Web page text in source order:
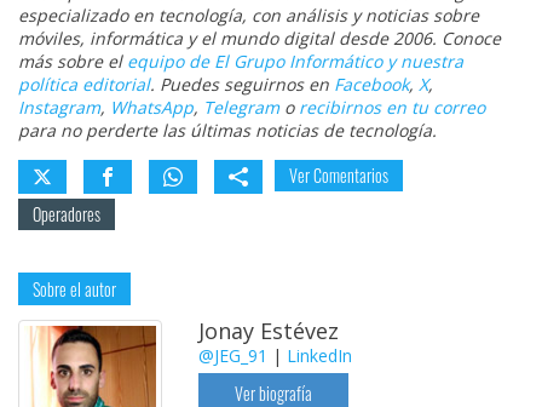
especializado en tecnología, con análisis y noticias sobre
móviles, informática y el mundo digital desde 2006. Conoce
más sobre el equipo de El Grupo Informático y nuestra
política editorial. Puedes seguirnos en Facebook, X,
Instagram, WhatsApp, Telegramo recibirnos en tu correo
para no perderte las últimas noticias de tecnología.
Ver Comentarios
Operadores
Sobre el autor
Jonay Estévez
@JEG_91 | LinkedIn
Ver biografía